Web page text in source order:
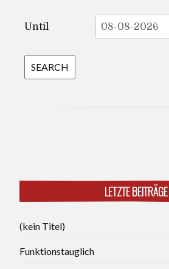
Until
LETZTE BEITRÄGE
(kein Titel)
Funktionstauglich